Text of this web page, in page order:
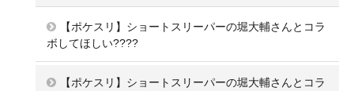
【ポケスリ】ショートスリーパーの堀大輔さんとコラ
ボしてほしい????
【ポケスリ】ショートスリーパーの堀大輔さんとコラ